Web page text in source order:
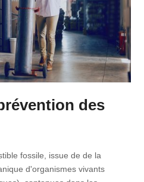
des
fossile, issue de de la
d'organismes vivants